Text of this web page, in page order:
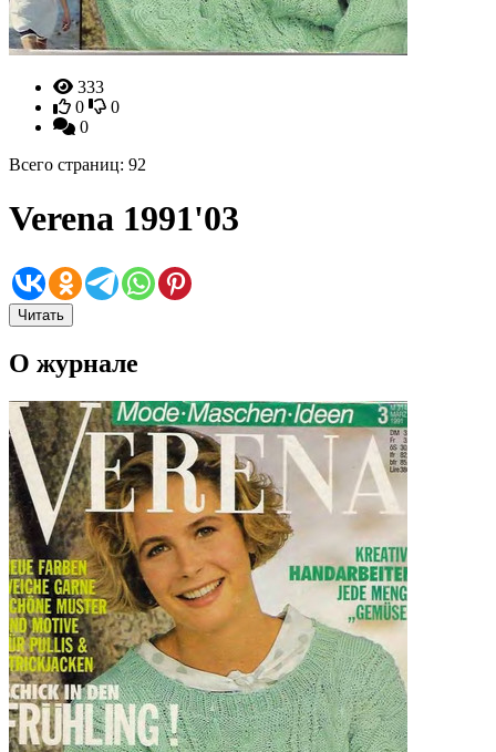
333
0
0
0
Всего страниц: 92
Verena 1991'03
Читать
О журнале